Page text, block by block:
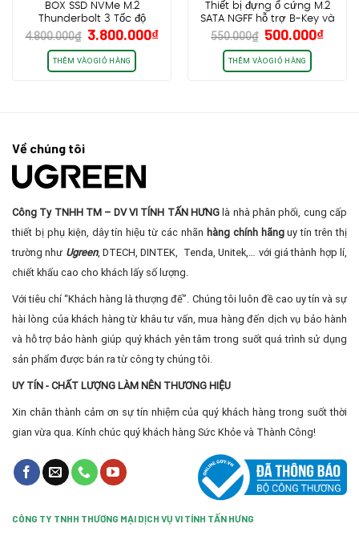
BOX SSD NVMe M.2
Thunderbolt 3 Tốc độ
truyền 40Gpbs Ugreen
80336 CM343, Kèm cáp
Thunderbolt 3 0.5M
4.800.000₫ Giá
gốc
là:
4.800.000₫.
3.800.000₫Giá
THÊM VÀO GIỎ HÀNG
Thiết bị đựng ổ cứng M.2
SATA NGFF hỗ trợ B-Key và
M+B Key
2230/2242/2260/2280, hỗ
trợ UASP, 6Gbps cổng USB
type C UGREEN CM238
550.000₫ Giá
gốc
là:
550.000₫.
500.000₫Giá
THÊM VÀO GIỎ HÀNG
Về chúng tôi
Công Ty TNHH TM – DV VI TÍNH TẤN HƯNG là nhà phân phối, cung cấp
thiết bị phụ kiện, dây tín hiệu từ các nhãn hàng chính hãnguy tín trên thị
trường như Ugreen, DTECH, DINTEK, Tenda, Unitek,… với giá thành hợp lí,
chiết khấu cao cho khách lấy số lượng.
Với tiêu chí “Khách hàng là thượng đế”. Chúng tôi luôn đề cao uy tín và sự
hài lòng của khách hàng từ khâu tư vấn, mua hàng đến dịch vụ bảo hành
và hỗ trợ bảo hành giúp quý khách yên tâm trong suốt quá trình sử dụng
sản phẩm được bán ra từ công ty chúng tôi.
UY TÍN - CHẤT LƯỢNG LÀM NÊN THƯƠNG HIỆU
Xin chân thành cảm ơn sự tín nhiệm của quý khách hàng trong suốt thời
gian vừa qua. Kính chúc quý khách hàng Sức Khỏe và Thành Công!
CÔNG TY TNHH THƯƠNG MẠI DỊCH VỤ VI TÍNH TẤN HƯNG